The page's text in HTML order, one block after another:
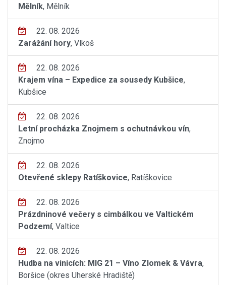
Mělník, Mělník
22. 08. 2026
Zarážání hory, Vlkoš
22. 08. 2026
Krajem vína – Expedice za sousedy Kubšice,
Kubšice
22. 08. 2026
Letní procházka Znojmem s ochutnávkou vín,
Znojmo
22. 08. 2026
Otevřené sklepy Ratíškovice, Ratíškovice
22. 08. 2026
Prázdninové večery s cimbálkou ve Valtickém
Podzemí, Valtice
22. 08. 2026
Hudba na vinicích: MIG 21 – Víno Zlomek & Vávra,
Boršice (okres Uherské Hradiště)